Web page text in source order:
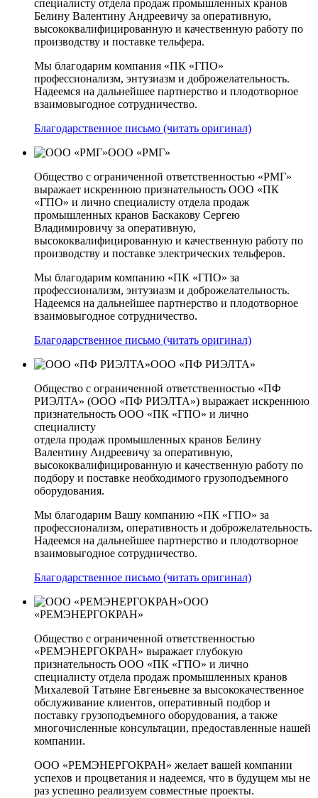
специалисту отдела продаж промышленных кранов
Белину Валентину Андреевичу за оперативную,
высококвалифицированную и качественную работу по
производству и поставке тельфера.
Мы благодарим компания «ПК «ГПО»
профессионализм, энтузиазм и доброжелательность.
Надеемся на дальнейшее партнерство и плодотворное
взаимовыгодное сотрудничество.
Благодарственное письмо (читать оригинал)
ООО «РМГ»
Общество с ограниченной ответственностью «РМГ»
выражает искреннюю признательность ООО «ПК
«ГПО» и лично специалисту отдела продаж
промышленных кранов Баскакову Сергею
Владимировичу за оперативную,
высококвалифицированную и качественную работу по
производству и поставке электрических тельферов.
Мы благодарим компанию «ПК «ГПО» за
профессионализм, энтузиазм и доброжелательность.
Надеемся на дальнейшее партнерство и плодотворное
взаимовыгодное сотрудничество.
Благодарственное письмо (читать оригинал)
ООО «ПФ РИЭЛТА»
Общество с ограниченной ответственностью «ПФ
РИЭЛТА» (ООО «ПФ РИЭЛТА») выражает искреннюю
признательность ООО «ПК «ГПО» и лично
специалисту
отдела продаж промышленных кранов Белину
Валентину Андреевичу за оперативную,
высококвалифицированную и качественную работу по
подбору и поставке необходимого грузоподъемного
оборудования.
Мы благодарим Вашу компанию «ПК «ГПО» за
профессионализм, оперативность и доброжелательность.
Надеемся на дальнейшее партнерство и плодотворное
взаимовыгодное сотрудничество.
Благодарственное письмо (читать оригинал)
ООО
«РЕМЭНЕРГОКРАН»
Общество с ограниченной ответственностью
«РЕМЭНЕРГОКРАН» выражает глубокую
признательность ООО «ПК «ГПО» и лично
специалисту отдела продаж промышленных кранов
Михалевой Татьяне Евгеньевне за высококачественное
обслуживание клиентов, оперативный подбор и
поставку грузоподъемного оборудования, а также
многочисленные консультации, предоставленные нашей
компании.
ООО «РЕМЭНЕРГОКРАН» желает вашей компании
успехов и процветания и надеемся, что в будущем мы не
раз успешно реализуем совместные проекты.